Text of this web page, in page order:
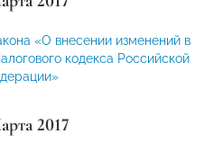
«О внесении изменений в
кодекса Российской
2017